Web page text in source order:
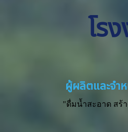
โร
ผู้ผลิตและจำ
"ดื่มน้ำสะอาด สร้